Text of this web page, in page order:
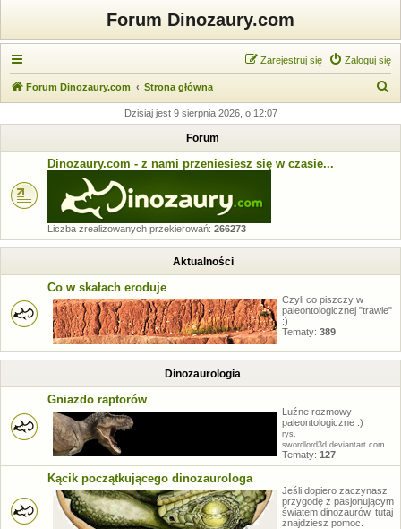
Forum Dinozaury.com
Zaloguj się
Zarejestruj się
Forum Dinozaury.com Strona główna
k
Dzisiaj jest 9 sierpnia 2026, o 12:07
Forum
Dinozaury.com - z nami przeniesiesz się w czasie...
Liczba zrealizowanych przekierowań: 266273
Aktualności
Co w skałach eroduje
Czyli co piszczy w
paleontologicznej "trawie"
:)
Tematy: 389
Dinozaurologia
Gniazdo raptorów
Luźne rozmowy
paleontologiczne :)
rys.
swordlord3d.deviantart.com
Tematy: 127
Kącik początkującego dinozaurologa
Jeśli dopiero zaczynasz
przygodę z pasjonującym
światem dinozaurów, tutaj
znajdziesz pomoc.